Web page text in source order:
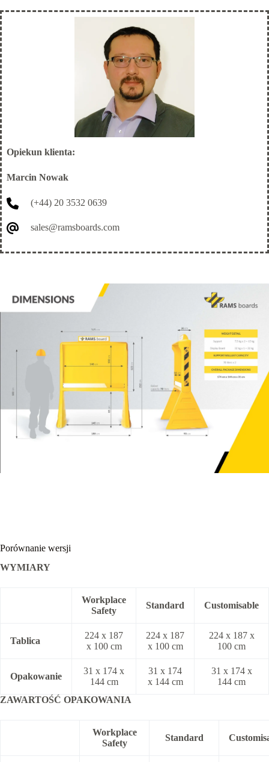
Personalizowana
Opiekun klienta:
Marcin Nowak
(+44) 20 3532 0639
sales@ramsboards.com
Porównanie wersji
WYMIARY
Workplace
Safety
Standard Customisable
Tablica
224 x 187
x 100 cm
224 x 187
x 100 cm
224 x 187 x
100 cm
Opakowanie
31 x 174 x
144 cm
31 x 174
x 144 cm
31 x 174 x
144 cm
ZAWARTOŚĆ OPAKOWANIA
Workplace
Safety
Standard